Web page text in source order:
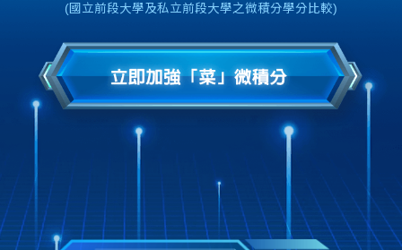
(國立前段大學及私立前段大學之微積分學分比較)